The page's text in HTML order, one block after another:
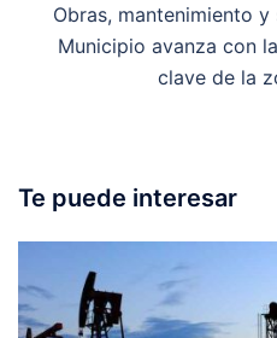
Obras, mantenimiento
Municipio avanza con
clave de la
Te puede interesar